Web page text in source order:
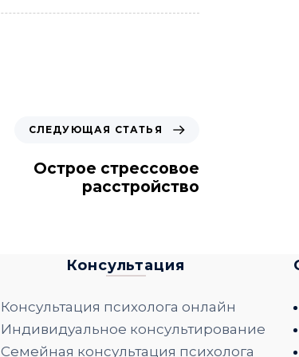
СЛЕДУЮЩАЯ СТАТЬЯ
Острое стрессовое
расстройство
Консультация
Консультация психолога онлайн
Индивидуальное консультирование
Семейная консультация психолога